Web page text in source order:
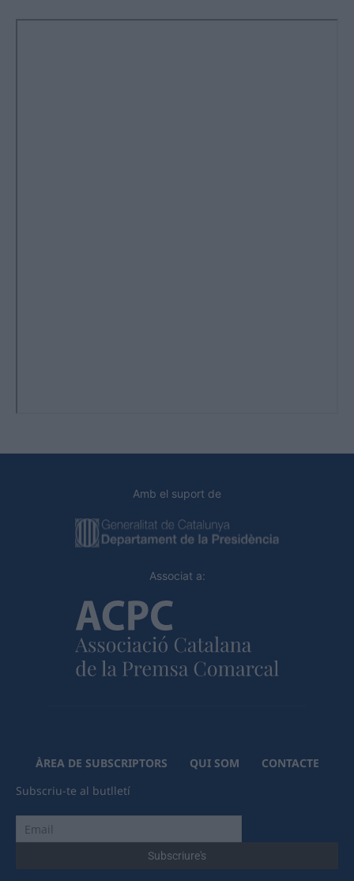
Amb el suport de
Associat a:
ÀREA DE SUBSCRIPTORS QUI SOM
CONTACTE
Subscriu-te al butlletí